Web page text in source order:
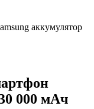
аккумулятор
000 мАч